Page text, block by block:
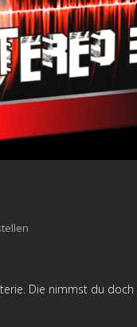
Die nimmst du